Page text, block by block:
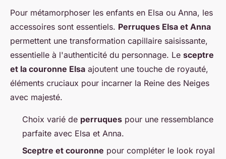
Pour métamorphoser les enfants en Elsa ou Anna, les
accessoires sont essentiels. Perruques Elsa et Anna
permettent une transformation capillaire saisissante,
essentielle à l'authenticité du personnage. Le sceptre
et la couronne Elsa ajoutent une touche de royauté,
éléments cruciaux pour incarner la Reine des Neiges
avec majesté.
Choix varié de perruques pour une ressemblance
parfaite avec Elsa et Anna.
Sceptre et couronne pour compléter le look royal